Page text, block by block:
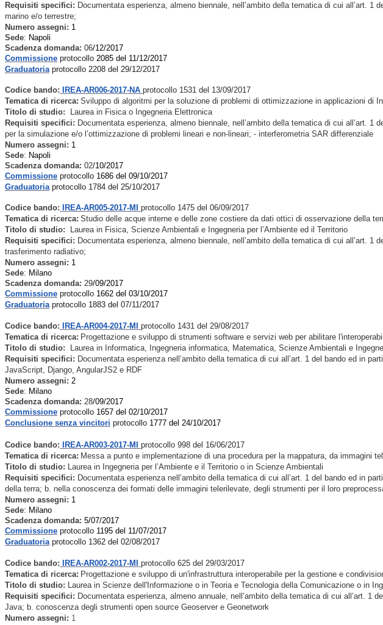
Requisiti specifici: Documentata esperienza, almeno biennale, nell’ambito della tematica di cui all’art.
marino e/o terrestre;
Numero assegni: 1
Sede: Napoli
Scadenza domanda: 06/12/2017
Commissione protocollo 2085 del 11/12/2017
Graduatoria protocollo 2208 del 29/12/2017
Codice bando: IREA-AR006-2017-NA protocollo 1531 del 13/09/2017
Tematica di ricerca: Sviluppo di algoritmi per la soluzione di problemi di ottimizzazione in applicazioni di
Titolo di studio:
Laurea in Fisica o Ingegneria Elettronica
Requisiti specifici: Documentata esperienza, almeno biennale, nell’ambito della tematica di cui all’art.
per la simulazione e/o l’ottimizzazione di problemi lineari e non-lineari; - interferometria SAR differenziale
Numero assegni: 1
Sede: Napoli
Scadenza domanda: 02/10/2017
Commissione protocollo 1686 del 09/10/2017
Graduatoria protocollo 1784 del 25/10/2017
Codice bando: IREA-AR005-2017-MI
protocollo 1475 del 06/09/2017
Tematica di ricerca: Studio delle acque interne e delle zone costiere da dati ottici di osservazione della
Titolo di studio:
Laurea in Fisica, Scienze Ambientali e Ingegneria per l’Ambiente ed il Territorio
Requisiti specifici: Documentata esperienza, almeno biennale, nell’ambito della tematica di cui all’art.
trasferimento radiativo;
Numero assegni: 1
Sede: Milano
Scadenza domanda: 29/09/2017
Commissione protocollo 1662 del 03/10/2017
Graduatoria protocollo 1883 del 07/11/2017
Codice bando: IREA-AR004-2017-MI
protocollo 1431 del 29/08/2017
Tematica di ricerca: Progettazione e sviluppo di strumenti software e servizi web per abilitare
Titolo di studio:
Laurea in Informatica, Ingegneria informatica, Matematica, Scienze Ambientali e
Requisiti specifici: Documentata esperienza nell’ambito della tematica di cui all’art. 1 del bando ed in
JavaScript, Django, AngularJS2 e RDF
Numero assegni: 2
Sede: Milano
Scadenza domanda: 28/09/2017
Commissione protocollo 1657 del 02/10/2017
Conclusione senza vincitori protocollo 1777 del 24/10/2017
Codice bando: IREA-AR003-2017-MI
protocollo 998 del 16/06/2017
Tematica di ricerca: Messa a punto e implementazione di una procedura per la mappatura, da immagini
Titolo di studio:
Laurea in Ingegneria per l’Ambiente e il Territorio o in Scienze Ambientali
Requisiti specifici: Documentata esperienza nell’ambito della tematica di cui all’art. 1 del bando ed in
della terra; b. nella conoscenza dei formati delle immagini telerilevate, degli strumenti per il loro
Numero assegni: 1
Sede: Milano
Scadenza domanda: 5/07/2017
Commissione protocollo 1195 del 11/07/2017
Graduatoria protocollo 1362 del 02/08/2017
Codice bando: IREA-AR002-2017-MI
protocollo 625 del 29/03/2017
Tematica di ricerca: Progettazione e sviluppo di un'infrastruttura interoperabile per la gestione e
Titolo di studio:
Laurea in Scienze dell'Informazione o in Teoria e Tecnologia della Comunicazione o in
Requisiti specifici: Documentata esperienza, almeno annuale, nell’ambito della tematica di cui all’art.
Java; b. conoscenza degli strumenti open source Geoserver e Geonetwork
Numero assegni: 1